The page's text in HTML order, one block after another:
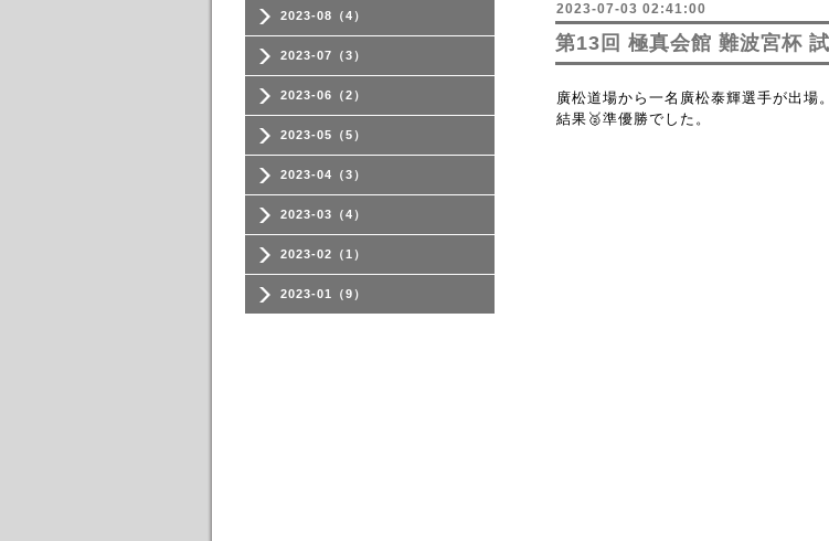
2023-08（4）
2023-07（3）
2023-06（2）
2023-05（5）
2023-04（3）
2023-03（4）
2023-02（1）
2023-01（9）
2023-07-03 02:41:00
第13回 極真会館 難波宮杯
廣松道場から一名廣松泰輝選手が出場。
結果🥈準優勝でした。